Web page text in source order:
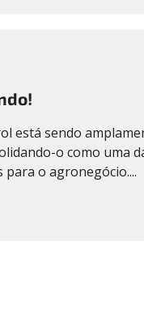
está sendo
o como uma
o agronegócio....